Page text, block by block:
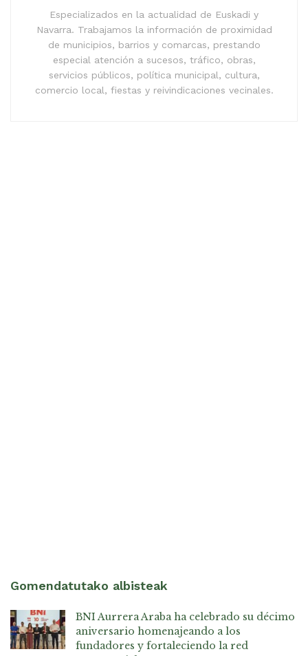
Especializados en la actualidad de Euskadi y
Navarra. Trabajamos la información de proximidad
de municipios, barrios y comarcas, prestando
especial atención a sucesos, tráfico, obras,
servicios públicos, política municipal, cultura,
comercio local, fiestas y reivindicaciones vecinales.
Gomendatutako albisteak
BNI Aurrera Araba ha celebrado su décimo
aniversario homenajeando a los
fundadores y fortaleciendo la red